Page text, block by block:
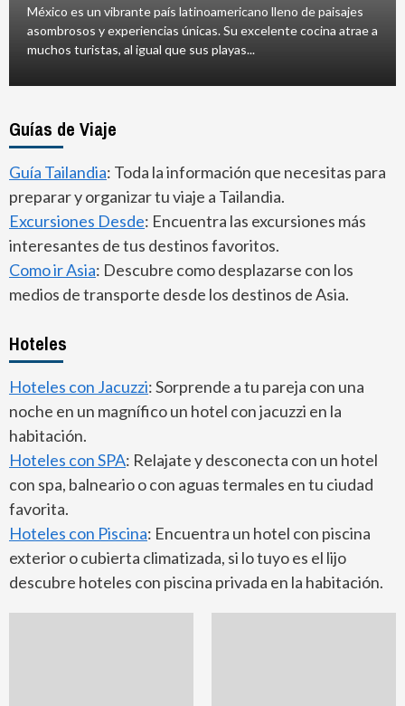
México es un vibrante país latinoamericano lleno de paisajes
asombrosos y experiencias únicas. Su excelente cocina atrae a
muchos turistas, al igual que sus playas...
Guías de Viaje
Guía Tailandia: Toda la información que necesitas para
preparar y organizar tu viaje a Tailandia.
Excursiones Desde: Encuentra las excursiones más
interesantes de tus destinos favoritos.
Como ir Asia: Descubre como desplazarse con los
medios de transporte desde los destinos de Asia.
Hoteles
Hoteles con Jacuzzi: Sorprende a tu pareja con una
noche en un magnífico un hotel con jacuzzi en la
habitación.
Hoteles con SPA: Relajate y desconecta con un hotel
con spa, balneario o con aguas termales en tu ciudad
favorita.
Hoteles con Piscina: Encuentra un hotel con piscina
exterior o cubierta climatizada, si lo tuyo es el lijo
descubre hoteles con piscina privada en la habitación.